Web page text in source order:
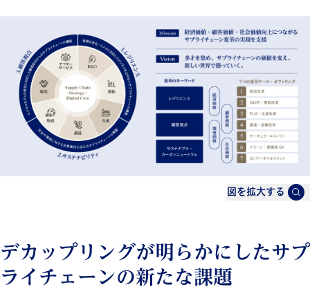
図を拡大する
デカップリングが明らかにしたサプ
ライチェーンの新たな課題